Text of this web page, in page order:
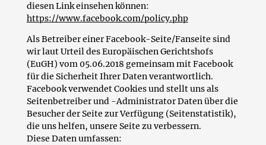
diesen Link einsehen können:
https://www.facebook.com/policy.php
Als Betreiber einer Facebook-Seite/Fanseite sind
wir laut Urteil des Europäischen Gerichtshofs
(EuGH) vom 05.06.2018 gemeinsam mit Facebook
für die Sicherheit Ihrer Daten verantwortlich.
Facebook verwendet Cookies und stellt uns als
Seitenbetreiber und -Administrator Daten über die
Besucher der Seite zur Verfügung (Seitenstatistik),
die uns helfen, unsere Seite zu verbessern.
Diese Daten umfassen: